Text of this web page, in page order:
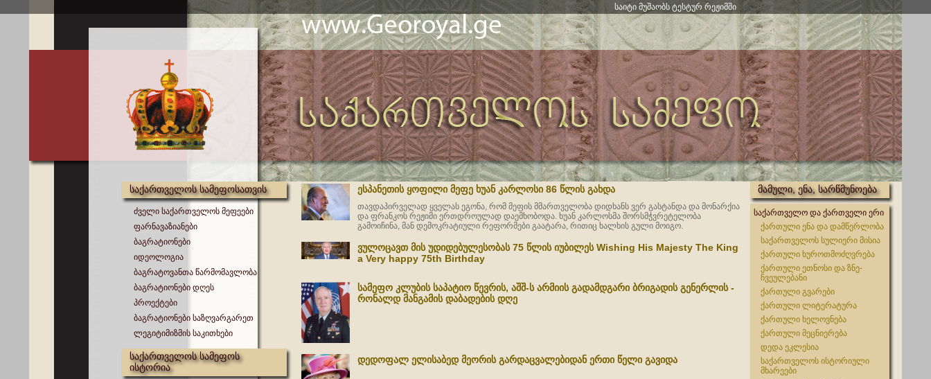
საიტი მუშაობს ტესტურ რეჟიმში
საქართველოს სამეფოსათვის
ძველი საქართველოს მეფეები
ფარნავაზიანები
ბაგრატიონები
იდეოლოგია
ბაგრატოვანთა წარმომავლობა
ბაგრატიონები დღეს
პროექტები
ბაგრატიონები საზღვარგარეთ
ლეგიტიმიზმის საკითხები
საქართველოს სამეფოს
ისტორია
ესპანეთის ყოფილი მეფე ხუან კარლოსი 86 წლის გახდა
თავდაპირველად ყველას ეგონა, რომ მეფის მმართველობა დიდხანს ვერ გასტანდა და მონარქია
და ფრანკოს რეჟიმი ერთდროულად დაემხობოდა. ხუან კარლოსმა შორსმჭვრეტელობა
გამოიჩინა, მან დემოკრატიული რეფორმები გაატარა, რითიც ხალხის გული მოიგო.
ვულოცავთ მის უდიდებულესობას 75 წლის იუბილეს Wishing His Majesty The King
a Very happy 75th Birthday
სამეფო კლუბის საპატიო წევრის, აშშ-ს არმიის გადამდგარი ბრიგადის გენერლის -
რონალდ მანგამის დაბადების დღე
დედოფალ ელისაბედ მეორის გარდაცვალებიდან ერთი წელი გავიდა
მამული, ენა, სარწმუნოება
საქართველო და ქართველი ერი
ქართული ენა და დამწერლობა
საქართველოს სულიერი მისია
ქართული ხუროთმოძღვრება
ქართული ეთნოსი და ზნე-
ჩვეულებანი
ქართული გვარები
ქართული ლიტერატურა
ქართული ხელოვნება
ქართული მეცნიერება
დედა ეკლესია
საქართველოს ისტორიული
მხარეები